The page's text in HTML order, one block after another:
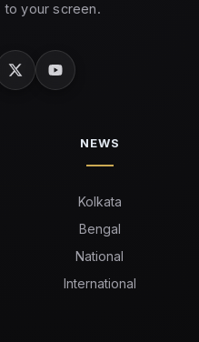
your screen.
NEWS
Kolkata
Bengal
National
International